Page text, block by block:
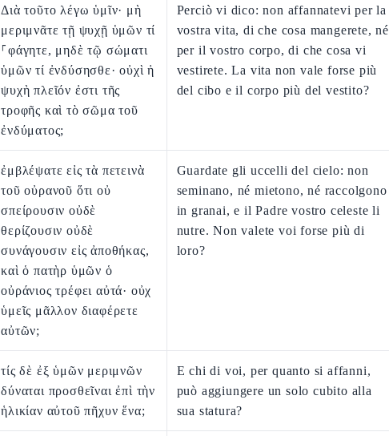
Διὰ τοῦτο λέγω ὑμῖν· μὴ
μεριμνᾶτε τῇ ψυχῇ ὑμῶν τί
⸀φάγητε, μηδὲ τῷ σώματι
ὑμῶν τί ἐνδύσησθε· οὐχὶ ἡ
ψυχὴ πλεῖόν ἐστι τῆς
τροφῆς καὶ τὸ σῶμα τοῦ
ἐνδύματος;
Perciò vi dico: non affannatevi per la
vostra vita, di che cosa mangerete, né
per il vostro corpo, di che cosa vi
vestirete. La vita non vale forse più
del cibo e il corpo più del vestito?
ἐμβλέψατε εἰς τὰ πετεινὰ
τοῦ οὐρανοῦ ὅτι οὐ
σπείρουσιν οὐδὲ
θερίζουσιν οὐδὲ
συνάγουσιν εἰς ἀποθήκας,
καὶ ὁ πατὴρ ὑμῶν ὁ
οὐράνιος τρέφει αὐτά· οὐχ
ὑμεῖς μᾶλλον διαφέρετε
αὐτῶν;
Guardate gli uccelli del cielo: non
seminano, né mietono, né raccolgono
in granai, e il Padre vostro celeste li
nutre. Non valete voi forse più di
loro?
τίς δὲ ἐξ ὑμῶν μεριμνῶν
δύναται προσθεῖναι ἐπὶ τὴν
ἡλικίαν αὐτοῦ πῆχυν ἕνα;
E chi di voi, per quanto si affanni,
può aggiungere un solo cubito alla
sua statura?